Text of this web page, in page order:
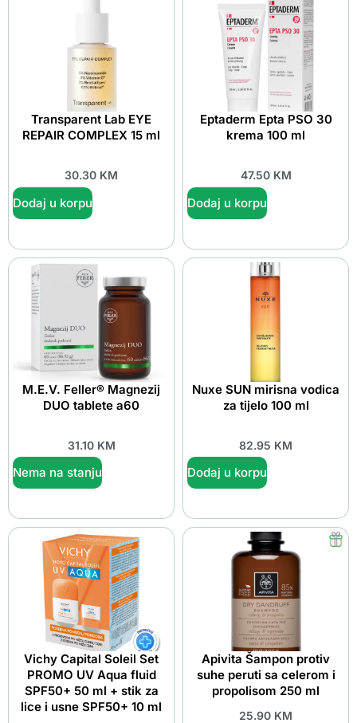
Transparent Lab EYE
REPAIR COMPLEX 15 ml
30.30 KM
Dodaj u korpu
Eptaderm Epta PSO 30
krema 100 ml
47.50 KM
Dodaj u korpu
M.E.V. Feller® Magnezij
DUO tablete a60
31.10 KM
Nema na stanju
Nuxe SUN mirisna vodica
za tijelo 100 ml
82.95 KM
Dodaj u korpu
Vichy Capital Soleil Set
PROMO UV Aqua fluid
SPF50+ 50 ml + stik za
lice i usne SPF50+ 10 ml
Apivita Šampon protiv
suhe peruti sa celerom i
propolisom 250 ml
25.90 KM